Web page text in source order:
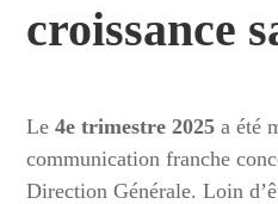
croissance
Le4e trimestre 2025 a été
communication franche
Direction Générale. Loin